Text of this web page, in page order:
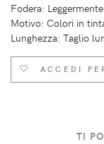
Fodera:
Motivo: Colori in
Lunghezza: Taglio
ACCEDI
TI